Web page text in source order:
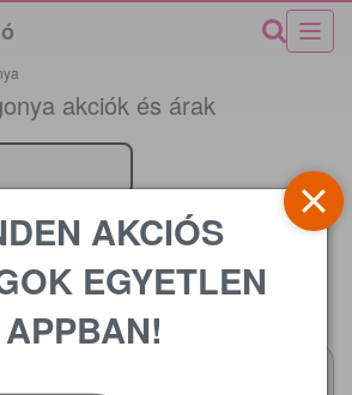
akciók és árak
Ár
AKCIÓS
EGYETLEN
APPBAN!